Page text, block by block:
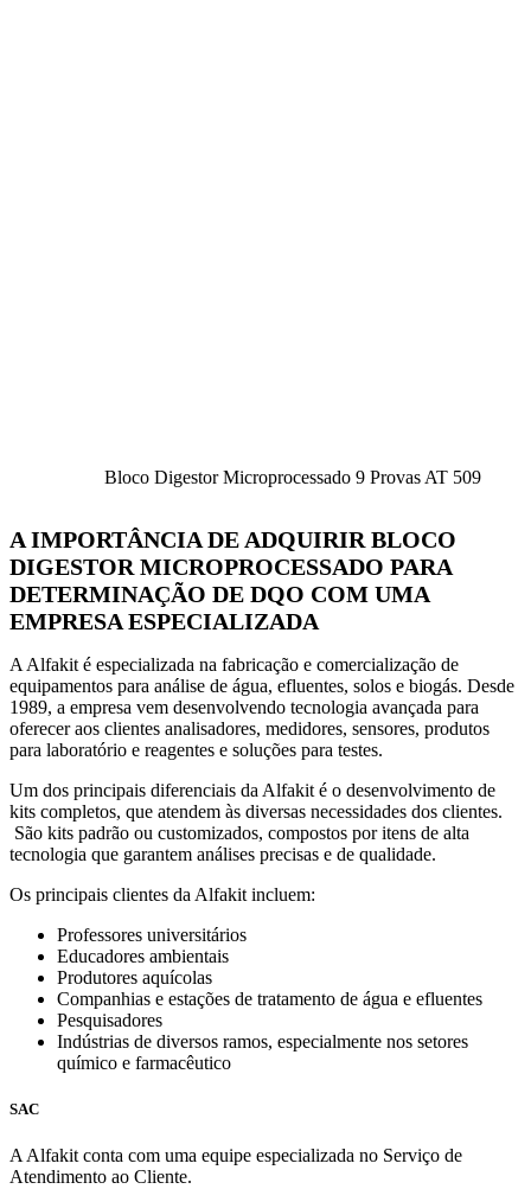
Bloco Digestor Microprocessado 9 Provas AT 509
A IMPORTÂNCIA DE ADQUIRIR BLOCO
DIGESTOR MICROPROCESSADO PARA
DETERMINAÇÃO DE DQO COM UMA
EMPRESA ESPECIALIZADA
A Alfakit é especializada na fabricação e comercialização de
equipamentos para análise de água, efluentes, solos e biogás. Desde
1989, a empresa vem desenvolvendo tecnologia avançada para
oferecer aos clientes analisadores, medidores, sensores, produtos
para laboratório e reagentes e soluções para testes.
Um dos principais diferenciais da Alfakit é o desenvolvimento de
kits completos, que atendem às diversas necessidades dos clientes.
São kits padrão ou customizados, compostos por itens de alta
tecnologia que garantem análises precisas e de qualidade.
Os principais clientes da Alfakit incluem:
Professores universitários
Educadores ambientais
Produtores aquícolas
Companhias e estações de tratamento de água e efluentes
Pesquisadores
Indústrias de diversos ramos, especialmente nos setores
químico e farmacêutico
SAC
A Alfakit conta com uma equipe especializada no Serviço de
Atendimento ao Cliente.